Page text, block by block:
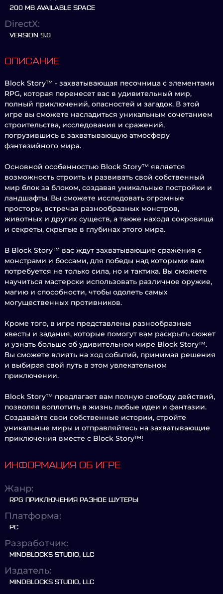
200 MB AVAILABLE SPACE
DirectX:
VERSION 9.0
ОПИСАНИЕ
Block Story™ - захватывающая песочница с элементами
RPG, которая перенесет вас в удивительный мир,
полный приключений, опасностей и загадок. В этой
игре вы сможете насладиться уникальным сочетанием
строительства, исследования и сражений,
погрузившись в захватывающую атмосферу
фэнтезийного мира.
Основной особенностью Block Story™ является
возможность строить и развивать свой собственный
мир блок за блоком, создавая уникальные постройки и
ландшафты. Вы сможете исследовать огромные
просторы, встречая разнообразных монстров,
животных и других существ, а также находя сокровища
и секреты, скрытые в глубинах этого мира.
В Block Story™ вас ждут захватывающие сражения с
монстрами и боссами, для победы над которыми вам
потребуется не только сила, но и тактика. Вы сможете
научиться мастерски использовать различное оружие,
магию и способности, чтобы одолеть самых
могущественных противников.
Кроме того, в игре представлены разнообразные
квесты и задания, которые помогут вам раскрыть сюжет
и узнать больше об удивительном мире Block Story™.
Вы сможете влиять на ход событий, принимая решения
и выбирая свой путь в этом увлекательном
приключении.
Block Story™ предлагает вам полную свободу действий,
позволяя воплотить в жизнь любые идеи и фантазии.
Создавайте свои собственные истории, стройте
уникальные миры и отправляйтесь на захватывающие
приключения вместе с Block Story™!
ИНФОРМАЦИЯ ОБ ИГРЕ
Жанр:
RPG ПРИКЛЮЧЕНИЯ РАЗНОЕ ШУТЕРЫ
Платформа:
PC
Разработчик:
MINDBLOCKS STUDIO, LLC
Издатель:
MINDBLOCKS STUDIO, LLC